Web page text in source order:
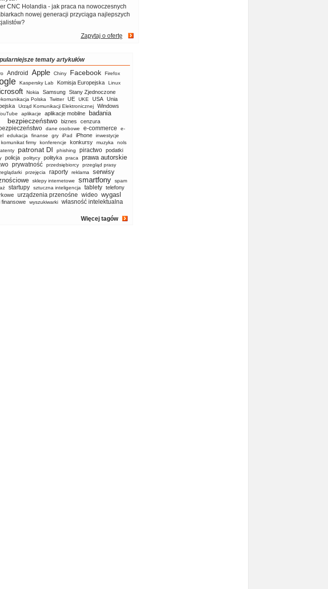
CNC Holandia - jak praca na nowoczesnych
nowej generacji przyciąga najlepszych
Zapytaj o ofertę
tematy artykułów
Android Apple Chiny Facebook Firefox
Kaspersky Lab Komisja Europejska Linux
Nokia Samsung Stany Zjednoczone
Polska Twitter UE UKE USA
Unia
Urząd Komunikacji Elektronicznej Windows
aplikacje aplikacje mobilne badania
bezpieczeństwo biznes cenzura
dane osobowe e-commerce
e-
edukacja finanse gry iPad iPhone inwestycje
komunikat firmy konferencje konkursy muzyka nols
patronat DI phishing piractwo podatki
policja politycy polityka praca prawa autorskie
prywatność przedsiębiorcy
przegląd prasy
przejęcia raporty reklama
serwisy
sklepy internetowe smartfony
spam
startupy sztuczna inteligencja tablety telefony
urządzenia przenośne wideo wygasl
finansowe wyszukiwarki własność intelektualna
Więcej tagów